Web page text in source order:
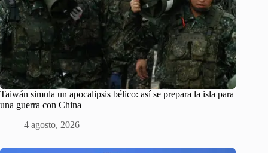
Taiwán simula un apocalipsis bélico: así se prepara la isla para
una guerra con China
4 agosto, 2026